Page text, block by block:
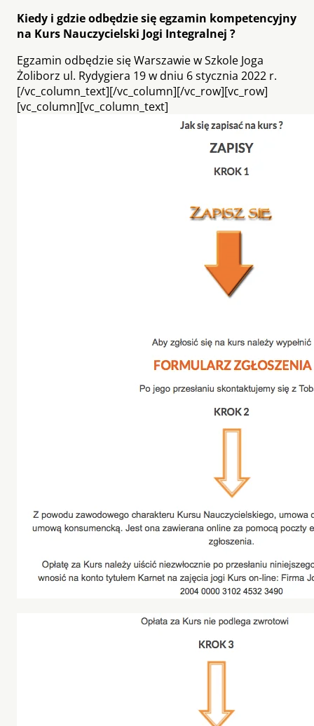
Kiedy i gdzie odbędzie się egzamin kompetencyjny
na Kurs Nauczycielski Jogi Integralnej ?
Egzamin odbędzie się Warszawie w Szkole Joga
Żoliborz ul. Rydygiera 19 w dniu 6 stycznia 2022 r.
[/vc_column_text][/vc_column][/vc_row][vc_row]
[vc_column][vc_column_text]